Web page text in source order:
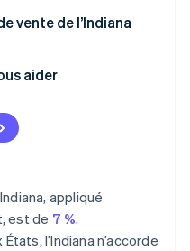
les marchands à
vente de l’Indiana
produits
en Indiana
aider
appliqué
est de 7 %.
l’Indiana n’accorde